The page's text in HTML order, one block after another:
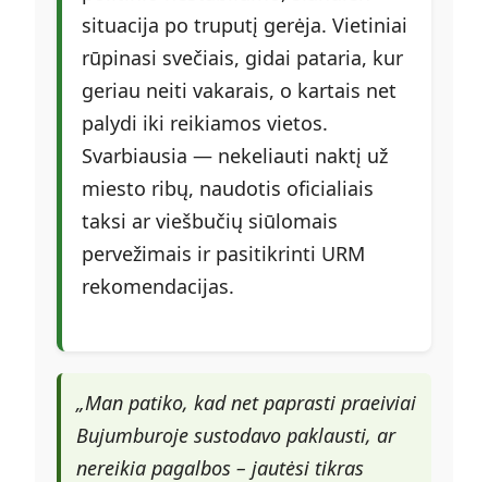
situacija po truputį gerėja. Vietiniai
rūpinasi svečiais, gidai pataria, kur
geriau neiti vakarais, o kartais net
palydi iki reikiamos vietos.
Svarbiausia — nekeliauti naktį už
miesto ribų, naudotis oficialiais
taksi ar viešbučių siūlomais
pervežimais ir pasitikrinti URM
rekomendacijas.
„Man patiko, kad net paprasti praeiviai
Bujumburoje sustodavo paklausti, ar
nereikia pagalbos – jautėsi tikras